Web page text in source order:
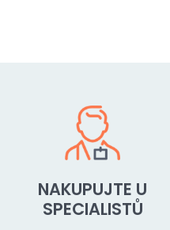
Princip:
Pneumatické (1)
Nosnost:
30-50 Kg (1)
NAKUPUJTE U
SPECIALISTŮ